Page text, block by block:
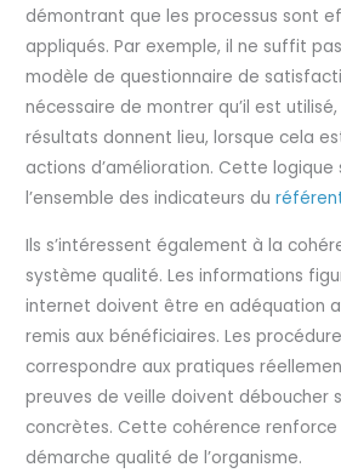
démontrant que les processus sont
appliqués. Par exemple, il ne suffit
modèle de questionnaire de
nécessaire de montrer qu’il est
résultats donnent lieu, lorsque cela
actions d’amélioration. Cette logique
l’ensemble des indicateurs du
Ils s’intéressent également à la
système qualité. Les informations
internet doivent être en adéquation
remis aux bénéficiaires. Les
correspondre aux pratiques
preuves de veille doivent déboucher
concrètes. Cette cohérence
démarche qualité de l’organisme.